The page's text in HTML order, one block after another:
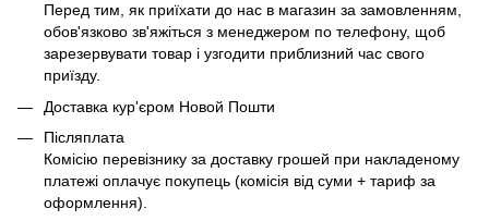
Перед тим, як приїхати до нас в магазин за замовленням,
обов'язково зв'яжіться з менеджером по телефону, щоб
зарезервувати товар і узгодити приблизний час свого
приїзду.
Доставка кур'єром Новой Пошти
Післяплата
Комісію перевізнику за доставку грошей при накладеному
платежі оплачує покупець (комісія від суми + тариф за
оформлення).